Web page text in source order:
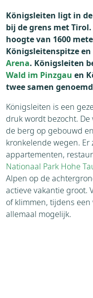
Königsleiten ligt in
bij de grens met
hoogte van 1600
Königsleitenspitze
Arena. Königsleiten
Wald im Pinzgau en
twee samen
Königsleiten is een
druk wordt bezocht.
de berg op gebouwd
kronkelende wegen.
appartementen,
Nationaal Park Hohe
Alpen op de
actieve vakantie groot.
of klimmen, tijdens
allemaal mogelijk.